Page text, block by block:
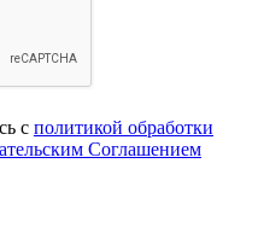
с политикой обработки
Соглашением